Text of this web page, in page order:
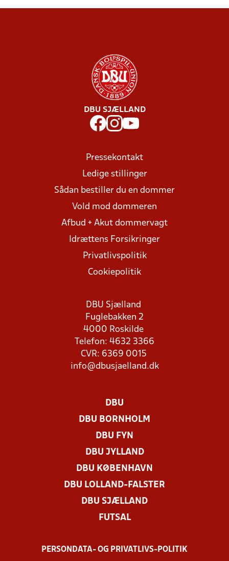
DBU SJÆLLAND
Pressekontakt
Ledige stillinger
Sådan bestiller du en dommer
Vold mod dommeren
Afbud + Akut dommervagt
Idrættens Forsikringer
Privatlivspolitik
Cookiepolitik
DBU Sjælland
Fuglebakken 2
4000 Roskilde
Telefon: 4632 3366
CVR: 6369 0015
info@dbusjaelland.dk
DBU
DBU BORNHOLM
DBU FYN
DBU JYLLAND
DBU KØBENHAVN
DBU LOLLAND-FALSTER
DBU SJÆLLAND
FUTSAL
PERSONDATA- OG PRIVATLIVS-POLITIK